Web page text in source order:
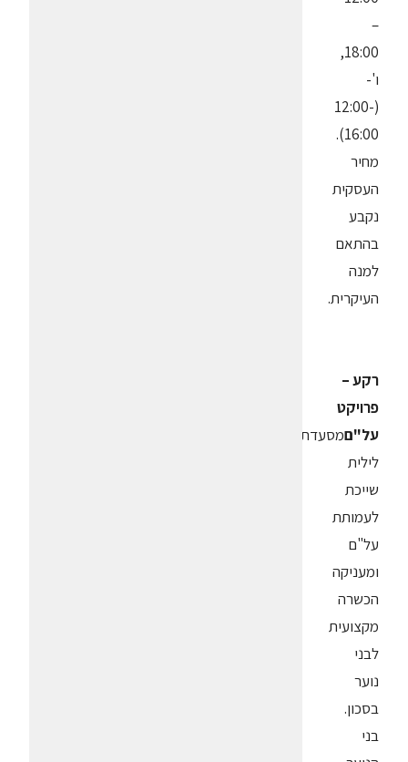
–
18:00,
ו'-
(12:00-
16:00).
מחיר
העסקית
נקבע
בהתאם
למנה
העיקרית.
רקע –
פרויקט
על"םמסעדת
לילית
שייכת
לעמותת
על"ם
ומעניקה
הכשרה
מקצועית
לבני
נוער
בסכון.
בני